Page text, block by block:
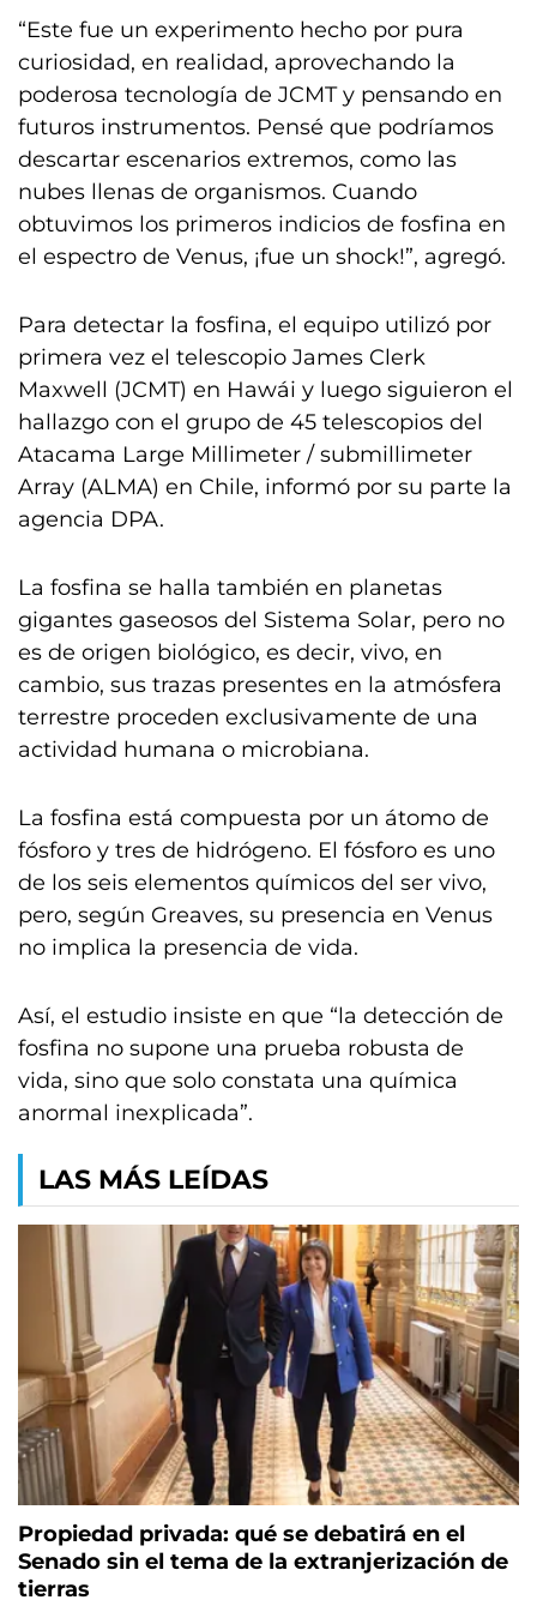
“Este fue un experimento hecho por pura
curiosidad, en realidad, aprovechando la
poderosa tecnología de JCMT y pensando en
futuros instrumentos. Pensé que podríamos
descartar escenarios extremos, como las
nubes llenas de organismos. Cuando
obtuvimos los primeros indicios de fosfina en
el espectro de Venus, ¡fue un shock!”, agregó.
Para detectar la fosfina, el equipo utilizó por
primera vez el telescopio James Clerk
Maxwell (JCMT) en Hawái y luego siguieron el
hallazgo con el grupo de 45 telescopios del
Atacama Large Millimeter / submillimeter
Array (ALMA) en Chile, informó por su parte la
agencia DPA.
La fosfina se halla también en planetas
gigantes gaseosos del Sistema Solar, pero no
es de origen biológico, es decir, vivo, en
cambio, sus trazas presentes en la atmósfera
terrestre proceden exclusivamente de una
actividad humana o microbiana.
La fosfina está compuesta por un átomo de
fósforo y tres de hidrógeno. El fósforo es uno
de los seis elementos químicos del ser vivo,
pero, según Greaves, su presencia en Venus
no implica la presencia de vida.
Así, el estudio insiste en que “la detección de
fosfina no supone una prueba robusta de
vida, sino que solo constata una química
anormal inexplicada”.
LAS MÁS LEÍDAS
Propiedad privada: qué se debatirá en el
Senado sin el tema de la extranjerización de
tierras